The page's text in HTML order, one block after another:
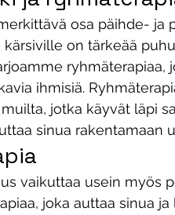
osa päihde-
on tärkeää
ihmisiä.
jotka käyvät läpi
sinua rakentamaan
vaikuttaa usein myös
joka auttaa sinua